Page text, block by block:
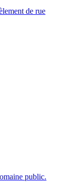
de rue
public.